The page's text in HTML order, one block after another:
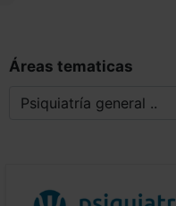
Áreas tematicas